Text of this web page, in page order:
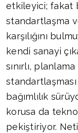
etkileyici; fakat
standartlaşma
karşılığını
kendi sanayi
sınırlı,
bağımlılık
korusa da
pekiştiriyor.